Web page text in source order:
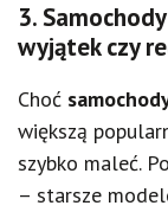
3.
wyjątek czy
Choć
większą
szybko maleć.
– starsze